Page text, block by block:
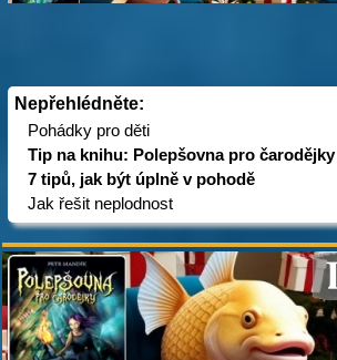
Nepřehlédněte:
Pohádky pro děti
Tip na knihu: Polepšovna pro čarodějky
7 tipů, jak být úplně v pohodě
Jak řešit neplodnost